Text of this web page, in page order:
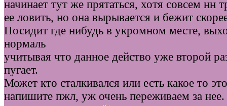
начинает тут же прятаться, хотя совсем нн
ее ловить, но она вырывается и бежит
Посидит где нибудь в укромном месте,
нормаль
учитывая что данное действо уже второй
пугает.
Может кто сталкивался или есть какое то
напишите пжл, уж очень переживаем за нее.